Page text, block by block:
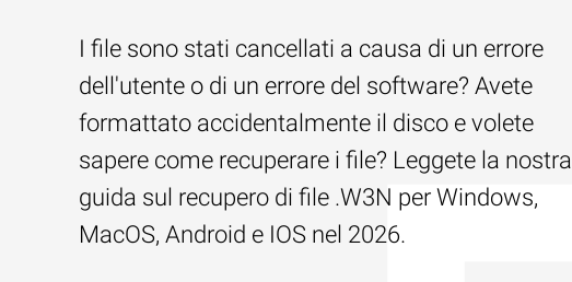
I file sono stati cancellati a causa di un errore
dell'utente o di un errore del software? Avete
formattato accidentalmente il disco e volete
sapere come recuperare i file? Leggete la nostra
guida sul recupero di file .W3N per Windows,
MacOS, Android e IOS nel 2026.